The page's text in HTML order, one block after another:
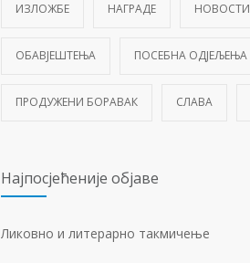
ИЗЛОЖБЕ НАГРАДЕ НОВОСТИ
ОБАВЈЕШТЕЊА ПОСЕБНА ОДЈЕЉЕЊА
ПРОДУЖЕНИ БОРАВАК СЛАВА
Најпосјећеније објаве
Ликовно и литерарно такмичење